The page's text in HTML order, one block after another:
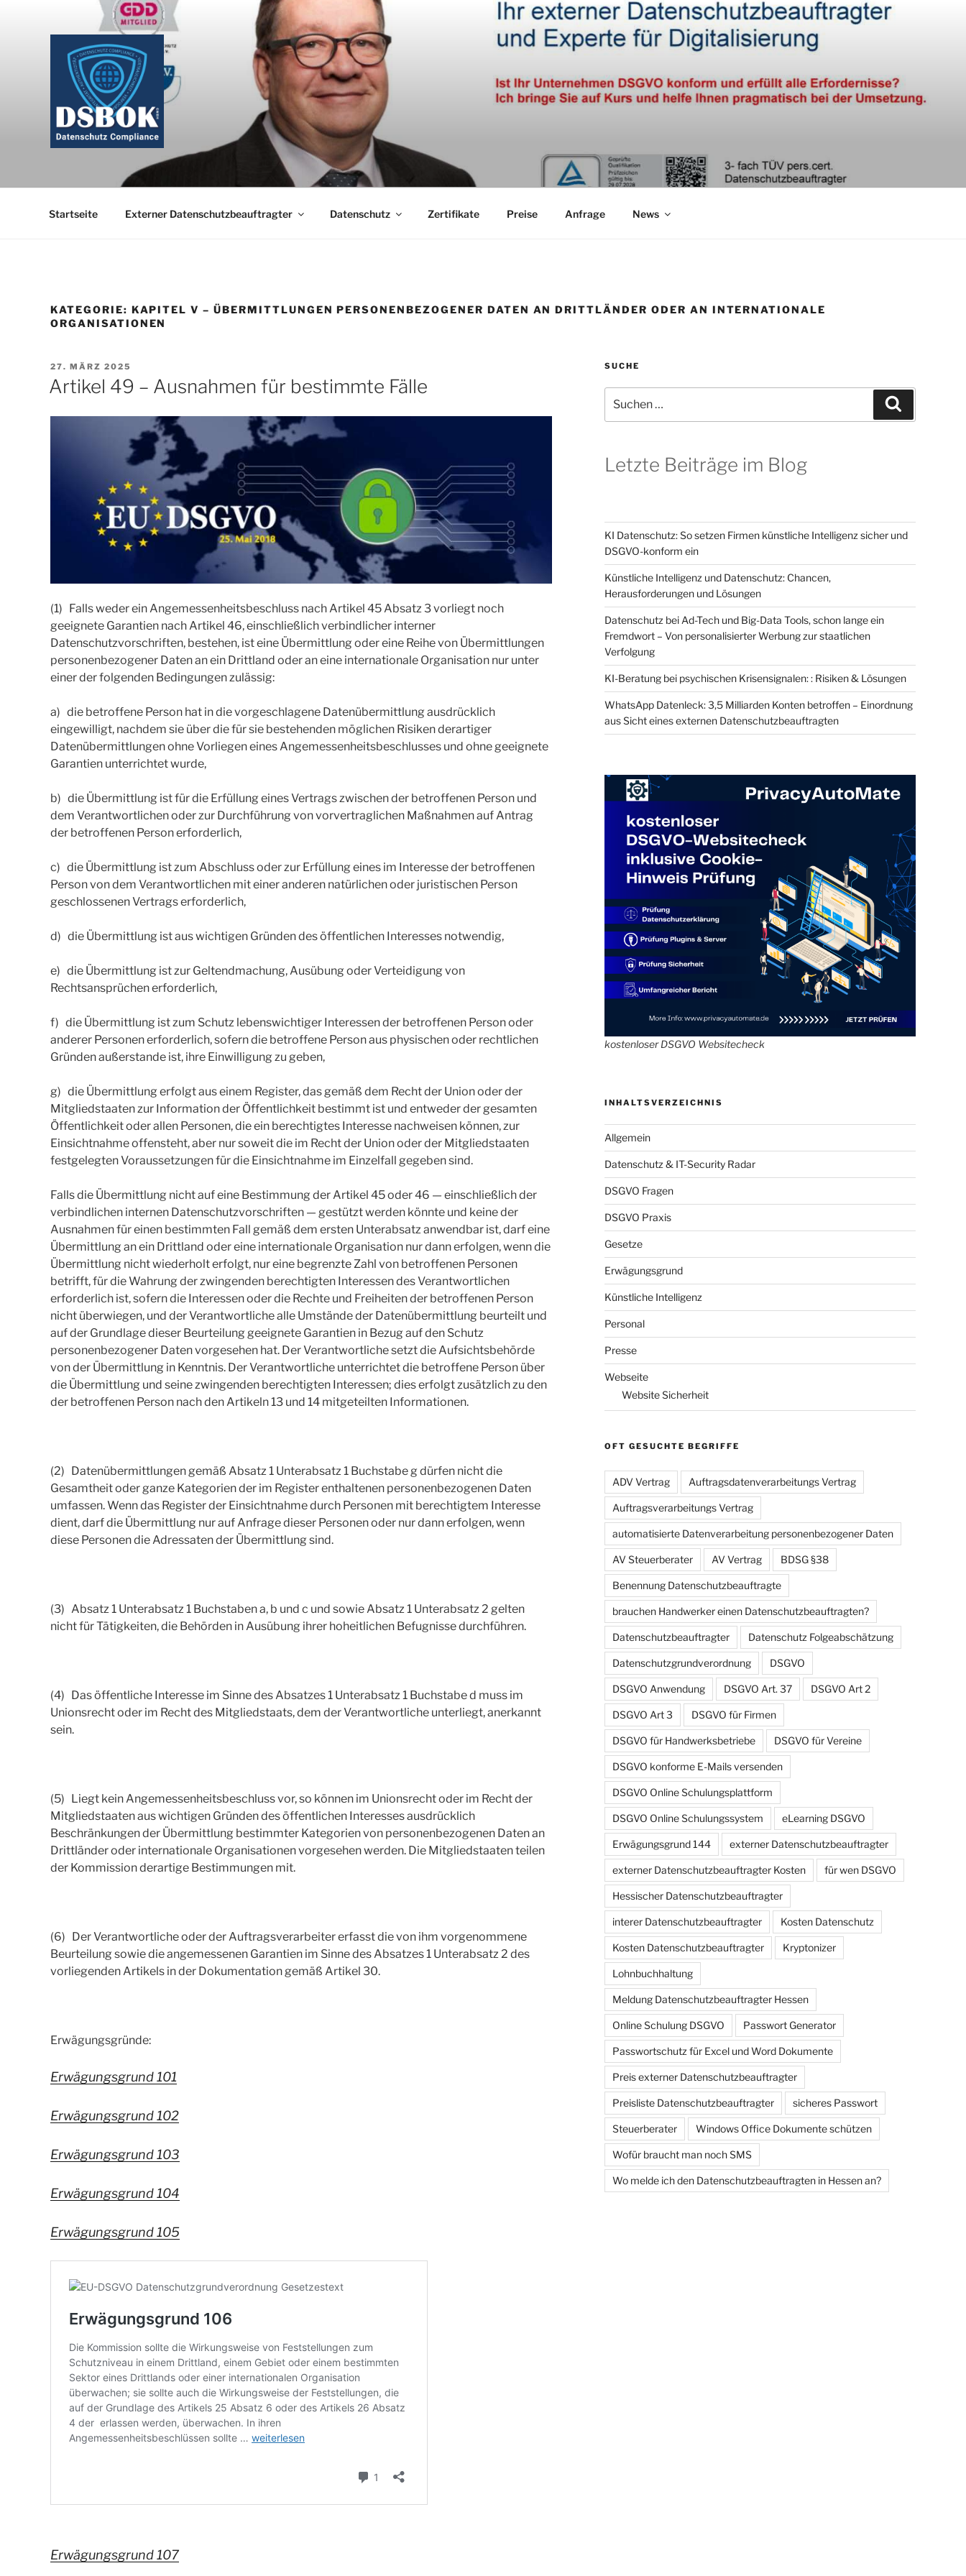
Startseite Externer Datenschutzbeauftragter Datenschutz Zertifikate Preise Anfrage News
KATEGORIE: KAPITEL V – ÜBERMITTLUNGEN PERSONENBEZOGENER DATEN AN DRITTLÄNDER ODER AN INTERNATIONALE
ORGANISATIONEN
VERÖFFENTLICHT
AM
27. MÄRZ 2025
Artikel 49 – Ausnahmen für bestimmte Fälle
(1) Falls weder ein Angemessenheitsbeschluss nach Artikel 45 Absatz 3 vorliegt noch
geeignete Garantien nach Artikel 46, einschließlich verbindlicher interner
Datenschutzvorschriften, bestehen, ist eine Übermittlung oder eine Reihe von Übermittlungen
personenbezogener Daten an ein Drittland oder an eine internationale Organisation nur unter
einer der folgenden Bedingungen zulässig:
a) die betroffene Person hat in die vorgeschlagene Datenübermittlung ausdrücklich
eingewilligt, nachdem sie über die für sie bestehenden möglichen Risiken derartiger
Datenübermittlungen ohne Vorliegen eines Angemessenheitsbeschlusses und ohne geeignete
Garantien unterrichtet wurde,
b) die Übermittlung ist für die Erfüllung eines Vertrags zwischen der betroffenen Person und
dem Verantwortlichen oder zur Durchführung von vorvertraglichen Maßnahmen auf Antrag
der betroffenen Person erforderlich,
c) die Übermittlung ist zum Abschluss oder zur Erfüllung eines im Interesse der betroffenen
Person von dem Verantwortlichen mit einer anderen natürlichen oder juristischen Person
geschlossenen Vertrags erforderlich,
d) die Übermittlung ist aus wichtigen Gründen des öffentlichen Interesses notwendig,
e) die Übermittlung ist zur Geltendmachung, Ausübung oder Verteidigung von
Rechtsansprüchen erforderlich,
f) die Übermittlung ist zum Schutz lebenswichtiger Interessen der betroffenen Person oder
anderer Personen erforderlich, sofern die betroffene Person aus physischen oder rechtlichen
Gründen außerstande ist, ihre Einwilligung zu geben,
g) die Übermittlung erfolgt aus einem Register, das gemäß dem Recht der Union oder der
Mitgliedstaaten zur Information der Öffentlichkeit bestimmt ist und entweder der gesamten
Öffentlichkeit oder allen Personen, die ein berechtigtes Interesse nachweisen können, zur
Einsichtnahme offensteht, aber nur soweit die im Recht der Union oder der Mitgliedstaaten
festgelegten Voraussetzungen für die Einsichtnahme im Einzelfall gegeben sind.
Falls die Übermittlung nicht auf eine Bestimmung der Artikel 45 oder 46 — einschließlich der
verbindlichen internen Datenschutzvorschriften — gestützt werden könnte und keine der
Ausnahmen für einen bestimmten Fall gemäß dem ersten Unterabsatz anwendbar ist, darf eine
Übermittlung an ein Drittland oder eine internationale Organisation nur dann erfolgen, wenn die
Übermittlung nicht wiederholt erfolgt, nur eine begrenzte Zahl von betroffenen Personen
betrifft, für die Wahrung der zwingenden berechtigten Interessen des Verantwortlichen
erforderlich ist, sofern die Interessen oder die Rechte und Freiheiten der betroffenen Person
nicht überwiegen, und der Verantwortliche alle Umstände der Datenübermittlung beurteilt und
auf der Grundlage dieser Beurteilung geeignete Garantien in Bezug auf den Schutz
personenbezogener Daten vorgesehen hat. Der Verantwortliche setzt die Aufsichtsbehörde
von der Übermittlung in Kenntnis. Der Verantwortliche unterrichtet die betroffene Person über
die Übermittlung und seine zwingenden berechtigten Interessen; dies erfolgt zusätzlich zu den
der betroffenen Person nach den Artikeln 13 und 14 mitgeteilten Informationen.
(2) Datenübermittlungen gemäß Absatz 1 Unterabsatz 1 Buchstabe g dürfen nicht die
Gesamtheit oder ganze Kategorien der im Register enthaltenen personenbezogenen Daten
umfassen. Wenn das Register der Einsichtnahme durch Personen mit berechtigtem Interesse
dient, darf die Übermittlung nur auf Anfrage dieser Personen oder nur dann erfolgen, wenn
diese Personen die Adressaten der Übermittlung sind.
(3) Absatz 1 Unterabsatz 1 Buchstaben a, b und c und sowie Absatz 1 Unterabsatz 2 gelten
nicht für Tätigkeiten, die Behörden in Ausübung ihrer hoheitlichen Befugnisse durchführen.
(4) Das öffentliche Interesse im Sinne des Absatzes 1 Unterabsatz 1 Buchstabe d muss im
Unionsrecht oder im Recht des Mitgliedstaats, dem der Verantwortliche unterliegt, anerkannt
sein.
(5) Liegt kein Angemessenheitsbeschluss vor, so können im Unionsrecht oder im Recht der
Mitgliedstaaten aus wichtigen Gründen des öffentlichen Interesses ausdrücklich
Beschränkungen der Übermittlung bestimmter Kategorien von personenbezogenen Daten an
Drittländer oder internationale Organisationen vorgesehen werden. Die Mitgliedstaaten teilen
der Kommission derartige Bestimmungen mit.
(6) Der Verantwortliche oder der Auftragsverarbeiter erfasst die von ihm vorgenommene
Beurteilung sowie die angemessenen Garantien im Sinne des Absatzes 1 Unterabsatz 2 des
vorliegenden Artikels in der Dokumentation gemäß Artikel 30.
Erwägungsgründe:
Erwägungsgrund 101
Erwägungsgrund 102
Erwägungsgrund 103
Erwägungsgrund 104
Erwägungsgrund 105
Erwägungsgrund 107
SUCHE
nach:
Letzte Beiträge im Blog
KI Datenschutz: So setzen Firmen künstliche Intelligenz sicher und
DSGVO-konform ein
Künstliche Intelligenz und Datenschutz: Chancen,
Herausforderungen und Lösungen
Datenschutz bei Ad-Tech und Big-Data Tools, schon lange ein
Fremdwort – Von personalisierter Werbung zur staatlichen
Verfolgung
KI-Beratung bei psychischen Krisensignalen: : Risiken & Lösungen
WhatsApp Datenleck: 3,5 Milliarden Konten betroffen – Einordnung
aus Sicht eines externen Datenschutzbeauftragten
kostenloser DSGVO Websitecheck
INHALTSVERZEICHNIS
Allgemein
Datenschutz & IT-Security Radar
DSGVO Fragen
DSGVO Praxis
Gesetze
Erwägungsgrund
Künstliche Intelligenz
Personal
Presse
Webseite
Website Sicherheit
OFT GESUCHTE BEGRIFFE
ADV Vertrag Auftragsdatenverarbeitungs Vertrag
Auftragsverarbeitungs Vertrag
automatisierte Datenverarbeitung personenbezogener Daten
AV Steuerberater AV Vertrag BDSG §38
Benennung Datenschutzbeauftragte
brauchen Handwerker einen Datenschutzbeauftragten?
Datenschutzbeauftragter Datenschutz Folgeabschätzung
Datenschutzgrundverordnung DSGVO
DSGVO Anwendung DSGVO Art. 37 DSGVO Art 2
DSGVO Art 3 DSGVO für Firmen
DSGVO für Handwerksbetriebe DSGVO für Vereine
DSGVO konforme E-Mails versenden
DSGVO Online Schulungsplattform
DSGVO Online Schulungssystem eLearning DSGVO
Erwägungsgrund 144 externer Datenschutzbeauftragter
externer Datenschutzbeauftragter Kosten für wen DSGVO
Hessischer Datenschutzbeauftragter
interer Datenschutzbeauftragter Kosten Datenschutz
Kosten Datenschutzbeauftragter Kryptonizer
Lohnbuchhaltung
Meldung Datenschutzbeauftragter Hessen
Online Schulung DSGVO Passwort Generator
Passwortschutz für Excel und Word Dokumente
Preis externer Datenschutzbeauftragter
Preisliste Datenschutzbeauftragter sicheres Passwort
Steuerberater Windows Office Dokumente schützen
Wofür braucht man noch SMS
Wo melde ich den Datenschutzbeauftragten in Hessen an?